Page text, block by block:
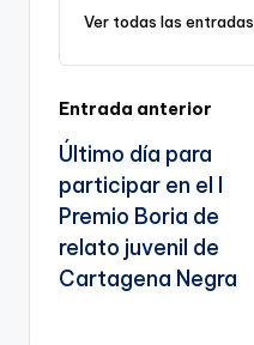
k o
Ver todas las entradas
Navegación
de
entradas
Entrada anterior
Último día para
participar en el I
Premio Boria de
relato juvenil de
Cartagena Negra